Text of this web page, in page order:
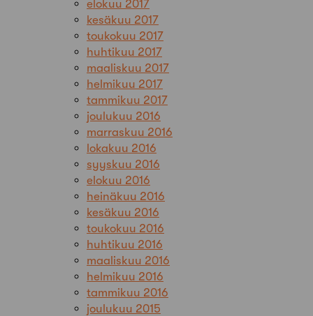
elokuu 2017
kesäkuu 2017
toukokuu 2017
huhtikuu 2017
maaliskuu 2017
helmikuu 2017
tammikuu 2017
joulukuu 2016
marraskuu 2016
lokakuu 2016
syyskuu 2016
elokuu 2016
heinäkuu 2016
kesäkuu 2016
toukokuu 2016
huhtikuu 2016
maaliskuu 2016
helmikuu 2016
tammikuu 2016
joulukuu 2015